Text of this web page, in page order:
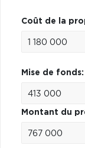
Coût de la
Mise de fonds:
Montant du